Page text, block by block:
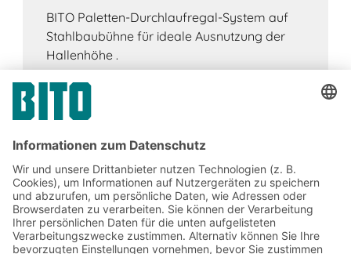
BITO Paletten-Durchlaufregal-System auf
Stahlbaubühne für ideale Ausnutzung der
Hallenhöhe .
Jetzt beim BITO Newsletter
anmelden: